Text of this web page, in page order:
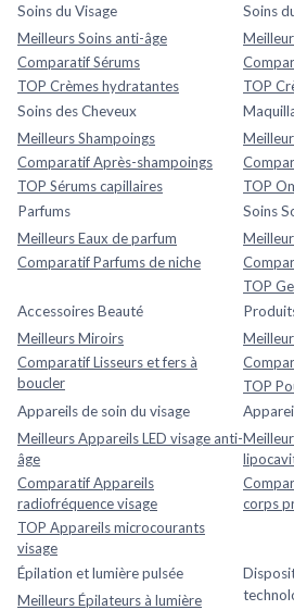
Soins du Visage
Meilleurs Soins anti-âge
Comparatif Sérums
TOP Crèmes hydratantes
Soins
TOP
Soins des Cheveux
Meilleurs Shampoings
Comparatif Après-shampoings
TOP Sérums capillaires
TOP
Parfums
Meilleurs Eaux de parfum
Comparatif Parfums de niche
Soins
TOP
Accessoires Beauté
Meilleurs Miroirs
Comparatif Lisseurs et fers à
boucler
TOP
Appareils de soin du visage
Meilleurs Appareils LED visage anti-
âge
Comparatif Appareils
radiofréquence visage
TOP Appareils microcourants
visage
corps
Épilation et lumière pulsée
Meilleurs Épilateurs à lumière